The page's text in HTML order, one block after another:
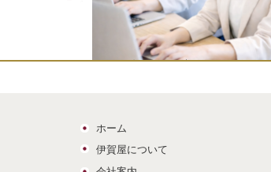
ホーム
伊賀屋について